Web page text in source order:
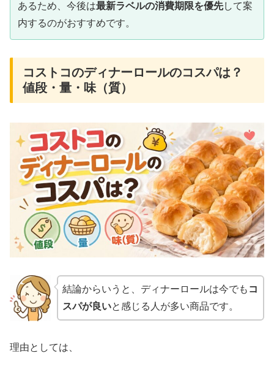
あるため、今後は最新ラベルの消費期限を優先して案
内するのがおすすめです。
コストコのディナーロールのコスパは？
値段・量・味（質）
結論からいうと、ディナーロールは今でも コ
スパが良いと感じる人が多い商品です。
理由としては、